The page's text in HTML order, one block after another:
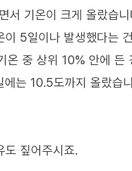
서 기온이 크게 올랐습니
5일이나 발생했다는
온 중 상위 10% 안에 든
는 10.5도까지 올랐습
도 짚어주시죠.